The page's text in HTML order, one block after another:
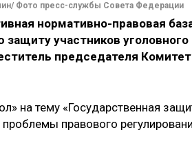
Фото пресс-службы Совета Федерации
нормативно-правовая
участников уголовного
председателя
на тему «Государственная
правового